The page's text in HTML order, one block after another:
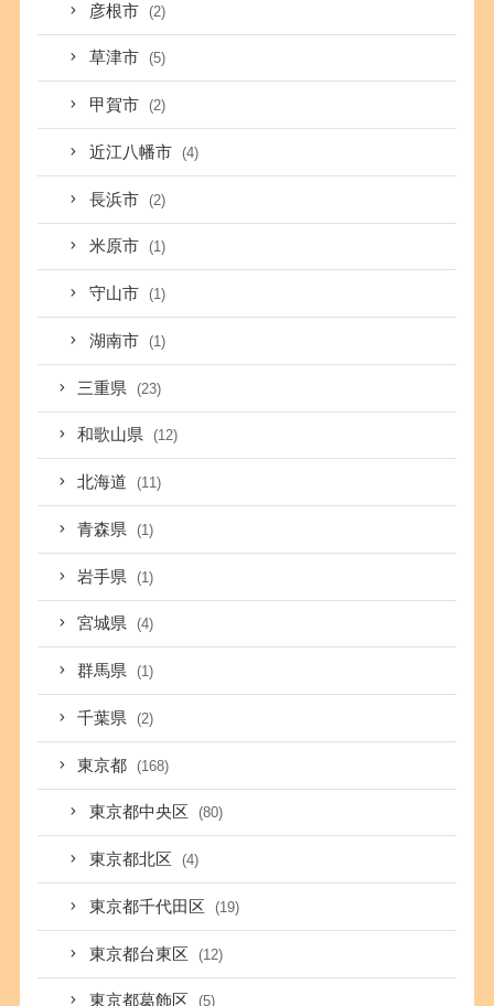
彦根市 (2)
草津市 (5)
甲賀市 (2)
近江八幡市 (4)
長浜市 (2)
米原市 (1)
守山市 (1)
湖南市 (1)
三重県 (23)
和歌山県 (12)
北海道 (11)
青森県 (1)
岩手県 (1)
宮城県 (4)
群馬県 (1)
千葉県 (2)
東京都 (168)
東京都中央区 (80)
東京都北区 (4)
東京都千代田区 (19)
東京都台東区 (12)
東京都葛飾区 (5)